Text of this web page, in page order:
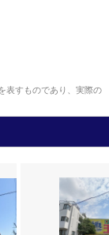
表すものであり、実際の